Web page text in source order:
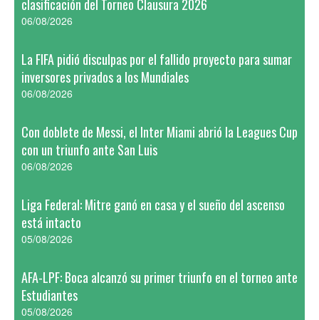
clasificación del Torneo Clausura 2026
06/08/2026
La FIFA pidió disculpas por el fallido proyecto para sumar
inversores privados a los Mundiales
06/08/2026
Con doblete de Messi, el Inter Miami abrió la Leagues Cup
con un triunfo ante San Luis
06/08/2026
Liga Federal: Mitre ganó en casa y el sueño del ascenso
está intacto
05/08/2026
AFA-LPF: Boca alcanzó su primer triunfo en el torneo ante
Estudiantes
05/08/2026